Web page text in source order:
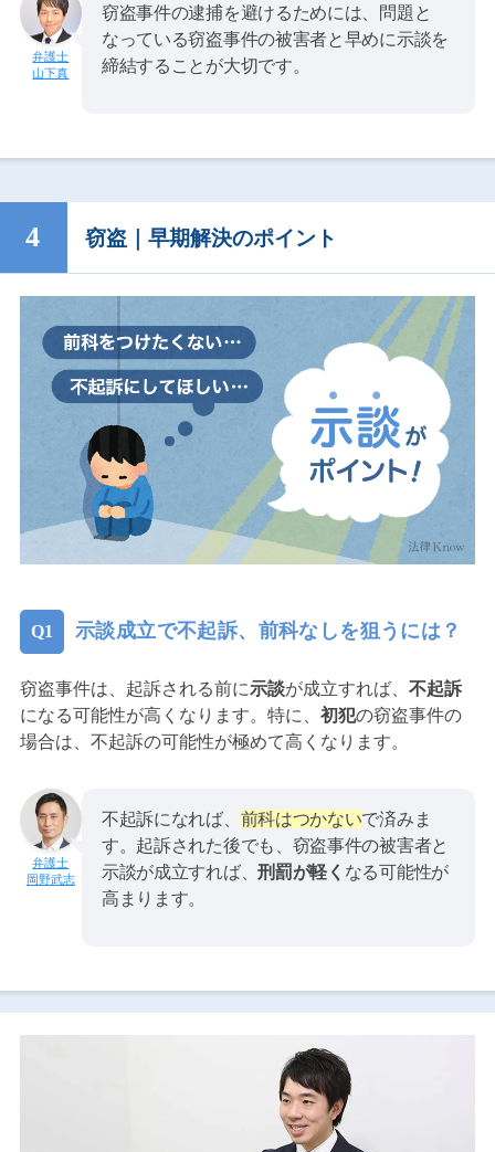
山下真
窃盗事件の逮捕を避けるためには、問題と
なっている窃盗事件の被害者と早めに示談を
締結することが大切です。
窃盗｜早期解決のポイント
示談成立で不起訴、前科なしを狙うには？
窃盗事件は、起訴される前に示談が成立すれば、 不起訴
になる可能性が高くなります。特に、 初犯の窃盗事件の
場合は、不起訴の可能性が極めて高くなります。
岡野武志
不起訴になれば、 前科はつかないで済みま
す。起訴された後でも、窃盗事件の被害者と
示談が成立すれば、刑罰が軽く なる可能性が
高まります。